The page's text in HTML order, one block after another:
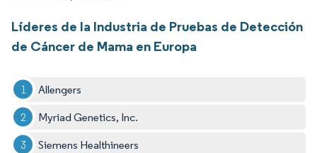
Líderes de la Industria de Pruebas de Detección
de Cáncer de Mama en Europa
Allengers
Myriad Genetics, Inc.
Siemens Healthineers